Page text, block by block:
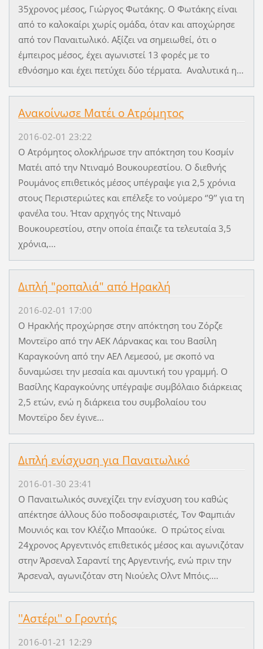
35χρονος μέσος, Γιώργος Φωτάκης. Ο Φωτάκης είναι
από το καλοκαίρι χωρίς ομάδα, όταν και αποχώρησε
από τον Παναιτωλικό. Αξίζει να σημειωθεί, ότι ο
έμπειρος μέσος, έχει αγωνιστεί 13 φορές με το
εθνόσημο και έχει πετύχει δύο τέρματα. Αναλυτικά η...
Ανακοίνωσε Ματέι ο Ατρόμητος
2016-02-01 23:22
Ο Ατρόμητος ολοκλήρωσε την απόκτηση του Κοσμίν
Ματέι από την Ντιναμό Βουκουρεστίου. Ο διεθνής
Ρουμάνος επιθετικός μέσος υπέγραψε για 2,5 χρόνια
στους Περιστεριώτες και επέλεξε το νούμερο ‘’9’’ για τη
φανέλα του. Ήταν αρχηγός της Ντιναμό
Βουκουρεστίου, στην οποία έπαιζε τα τελευταία 3,5
χρόνια,...
Διπλή "ροπαλιά" από Ηρακλή
2016-02-01 17:00
Ο Ηρακλής προχώρησε στην απόκτηση του Ζόρζε
Μοντεϊρο από την ΑΕΚ Λάρνακας και του Βασίλη
Καραγκούνη από την ΑΕΛ Λεμεσού, με σκοπό να
δυναμώσει την μεσαία και αμυντική του γραμμή. Ο
Βασίλης Καραγκούνης υπέγραψε συμβόλαιο διάρκειας
2,5 ετών, ενώ η διάρκεια του συμβολαίου του
Μοντεϊρο δεν έγινε...
Διπλή ενίσχυση για Παναιτωλικό
2016-01-30 23:41
Ο Παναιτωλικός συνεχίζει την ενίσχυση του καθώς
απέκτησε άλλους δύο ποδοσφαιριστές, Τον Φαμπιάν
Μουνιός και τον Κλέζιο Μπαούκε. Ο πρώτος είναι
24χρονος Αργεντινός επιθετικός μέσος και αγωνιζόταν
στην Άρσεναλ Σαραντί της Αργεντινής, ενώ πριν την
Άρσεναλ, αγωνιζόταν στη Νιούελς Ολντ Μπόις....
''Αστέρι'' ο Γροντής
2016-01-21 12:29